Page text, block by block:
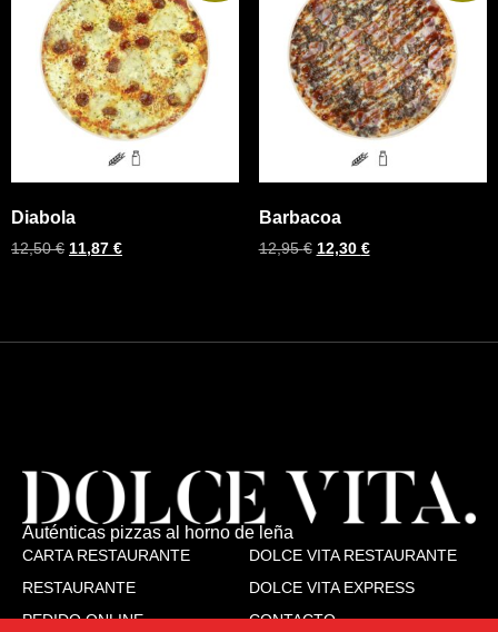
Diabola
12,50€ 11,87 €
Barbacoa
12,95€ 12,30 €
Auténticas pizzas al horno de leña
CARTA RESTAURANTE
RESTAURANTE
PEDIDO ONLINE
DOLCE VITA RESTAURANTE
DOLCE VITA EXPRESS
CONTACTO